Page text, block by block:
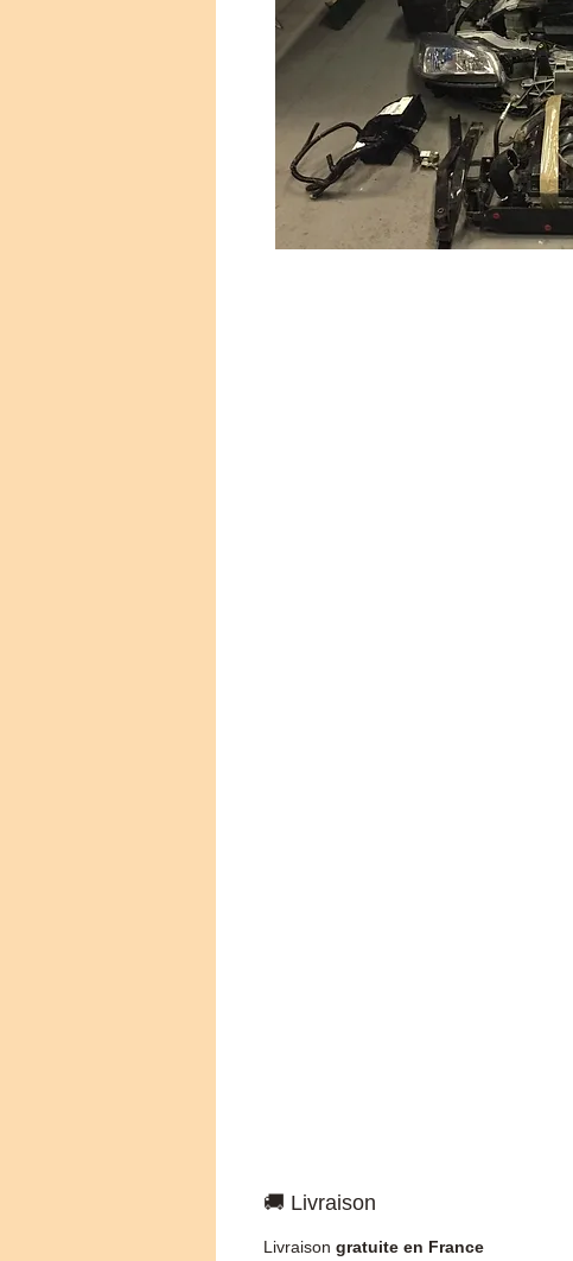
🚚 Livraison
Livraison gratuite en France